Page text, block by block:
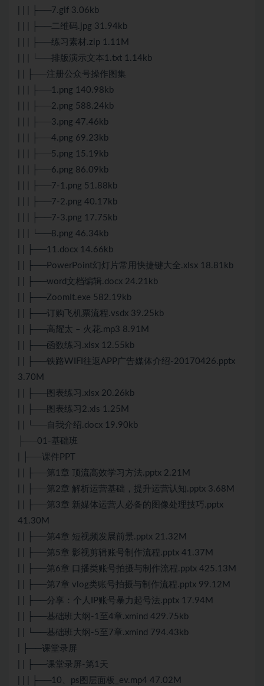
| | | ├──7.gif 3.06kb
| | | ├──二维码.jpg 31.94kb
| | | ├──练习素材.zip 1.11M
| | | └──排版演示文本1.txt 1.14kb
| | ├──注册公众号操作图集
| | | ├──1.png 140.98kb
| | | ├──2.png 588.24kb
| | | ├──3.png 47.46kb
| | | ├──4.png 69.23kb
| | | ├──5.png 15.19kb
| | | ├──6.png 86.09kb
| | | ├──7-1.png 51.88kb
| | | ├──7-2.png 40.17kb
| | | ├──7-3.png 17.75kb
| | | └──8.png 46.34kb
| | ├──11.docx 14.66kb
| | ├──PowerPoint幻灯片常用快捷键大全.xlsx 18.81kb
| | ├──word文档编辑.docx 24.21kb
| | ├──ZoomIt.exe 582.19kb
| | ├──订购飞机票流程.vsdx 39.25kb
| | ├──高耀太 – 火花.mp3 8.91M
| | ├──函数练习.xlsx 12.55kb
| | ├──铁路WIFI往返APP广告媒体介绍-20170426.pptx
3.70M
| | ├──图表练习.xlsx 20.26kb
| | ├──图表练习2.xls 1.25M
| | └──自我介绍.docx 19.90kb
├──01-基础班
| ├──课件PPT
| | ├──第1章 顶流高效学习方法.pptx 2.21M
| | ├──第2章 解析运营基础，提升运营认知.pptx 3.68M
| | ├──第3章 新媒体运营人必备的图像处理技巧.pptx
41.30M
| | ├──第4章 短视频发展前景.pptx 21.32M
| | ├──第5章 影视剪辑账号制作流程.pptx 41.37M
| | ├──第6章 口播类账号拍摄与制作流程.pptx 425.13M
| | ├──第7章 vlog类账号拍摄与制作流程.pptx 99.12M
| | ├──分享：个人IP账号暴力起号法.pptx 17.94M
| | ├──基础班大纲-1至4章.xmind 429.75kb
| | └──基础班大纲-5至7章.xmind 794.43kb
| ├──课堂录屏
| | ├──课堂录屏-第1天
| | | ├──10、ps图层面板_ev.mp4 47.02M